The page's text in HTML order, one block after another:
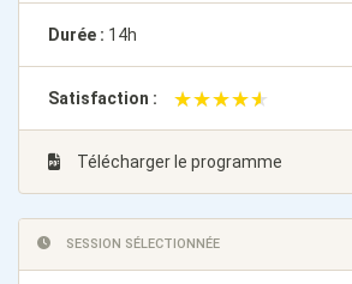
Durée : 14h
Satisfaction : ★★★★★
★★★★★
Télécharger le programme
SESSION SÉLECTIONNÉE